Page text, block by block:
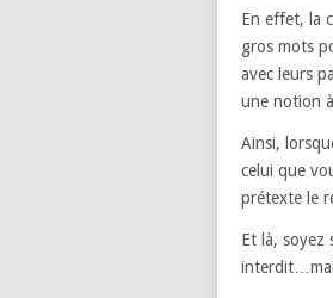
En effet, la
gros mots
avec leurs
une notion
Ainsi,
celui que
prétexte le
Et là, soyez